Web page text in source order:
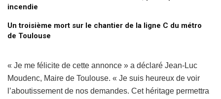
incendie
Un troisième mort sur le chantier de la ligne C du métro
de Toulouse
« Je me félicite de cette annonce » a déclaré Jean-Luc
Moudenc, Maire de Toulouse. « Je suis heureux de voir
l’aboutissement de nos demandes. Cet héritage permettra